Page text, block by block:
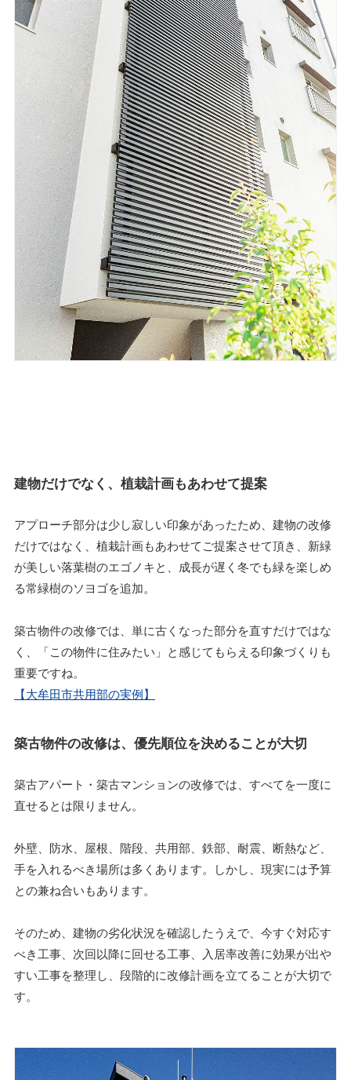
建物だけでなく、植栽計画もあわせて提案
アプローチ部分は少し寂しい印象があったため、建物の改修
だけではなく、植栽計画もあわせてご提案させて頂き、新緑
が美しい落葉樹のエゴノキと、成長が遅く冬でも緑を楽しめ
る常緑樹のソヨゴを追加。
築古物件の改修では、単に古くなった部分を直すだけではな
く、「この物件に住みたい」と感じてもらえる印象づくりも
重要ですね。
【大牟田市共用部の実例】
築古物件の改修は、優先順位を決めることが大切
築古アパート・築古マンションの改修では、すべてを一度に
直せるとは限りません。
外壁、防水、屋根、階段、共用部、鉄部、耐震、断熱など、
手を入れるべき場所は多くあります。しかし、現実には予算
との兼ね合いもあります。
そのため、建物の劣化状況を確認したうえで、今すぐ対応す
べき工事、次回以降に回せる工事、入居率改善に効果が出や
すい工事を整理し、段階的に改修計画を立てることが大切で
す。